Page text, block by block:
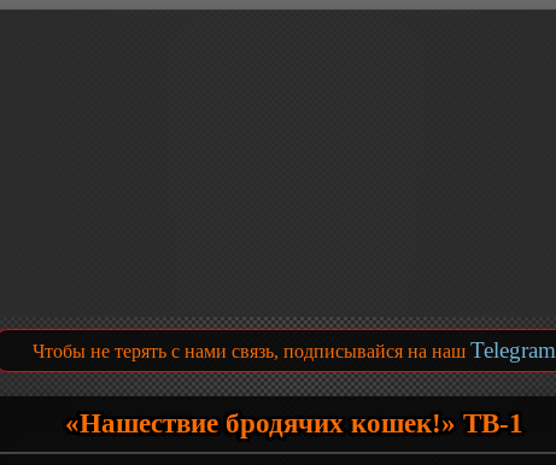
Чтобы не терять с нами связь, подписывайся на наш Telegram
«Нашествие бродячих кошек!» ТВ-1